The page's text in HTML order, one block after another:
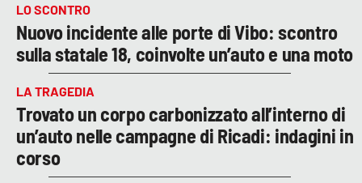
LO SCONTRO
Nuovo incidente alle porte di Vibo: scontro
sulla statale 18, coinvolte un’auto e una moto
LA TRAGEDIA
Trovato un corpo carbonizzato all’interno di
un’auto nelle campagne di Ricadi: indagini in
corso